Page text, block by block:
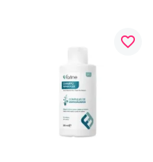
favorite_border